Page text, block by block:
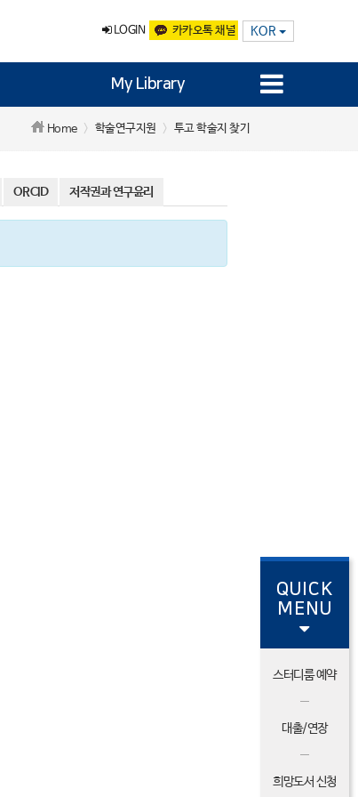
LOGIN 카카오톡 채널 KOR
My Library
Home 학술연구지원 투고 학술지 찾기
ORCID 저작권과 연구윤리
QUICK
MENU
스터디룸 예약
대출/연장
희망도서 신청